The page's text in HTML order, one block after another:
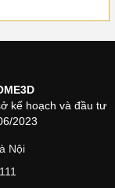
kế hoạch và đầu tư
2023
Nội